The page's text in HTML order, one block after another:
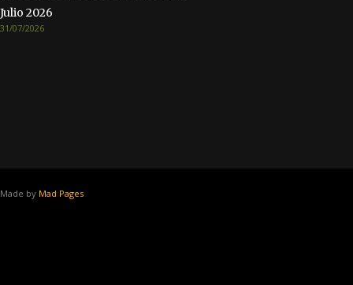
Julio 2026
31/07/2026
Made by Mad Pages